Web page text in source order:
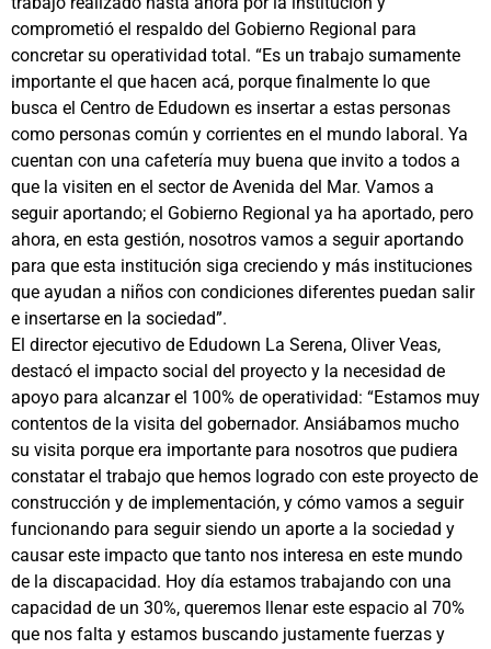
comprometió el respaldo del Gobierno Regional para
concretar su operatividad total. “Es un trabajo sumamente
importante el que hacen acá, porque finalmente lo que
busca el Centro de Edudown es insertar a estas personas
como personas común y corrientes en el mundo laboral. Ya
cuentan con una cafetería muy buena que invito a todos a
que la visiten en el sector de Avenida del Mar. Vamos a
seguir aportando; el Gobierno Regional ya ha aportado, pero
ahora, en esta gestión, nosotros vamos a seguir aportando
para que esta institución siga creciendo y más instituciones
que ayudan a niños con condiciones diferentes puedan salir
e insertarse en la sociedad”.
El director ejecutivo de Edudown La Serena, Oliver Veas,
destacó el impacto social del proyecto y la necesidad de
apoyo para alcanzar el 100% de operatividad: “Estamos muy
contentos de la visita del gobernador. Ansiábamos mucho
su visita porque era importante para nosotros que pudiera
constatar el trabajo que hemos logrado con este proyecto de
construcción y de implementación, y cómo vamos a seguir
funcionando para seguir siendo un aporte a la sociedad y
causar este impacto que tanto nos interesa en este mundo
de la discapacidad. Hoy día estamos trabajando con una
capacidad de un 30%, queremos llenar este espacio al 70%
que nos falta y estamos buscando justamente fuerzas y